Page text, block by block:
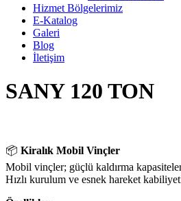
Hizmet Bölgelerimiz
E-Katalog
Galeri
Blog
İletişim
SANY 120 TON
📦 Kiralık Mobil Vinçler
Mobil vinçler; güçlü kaldırma
Hızlı kurulum ve esnek hareket